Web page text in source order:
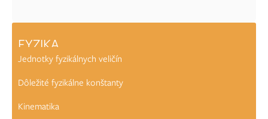
FYZIKA
Jednotky fyzikálnych veličín
Dôležité fyzikálne konštanty
Kinematika